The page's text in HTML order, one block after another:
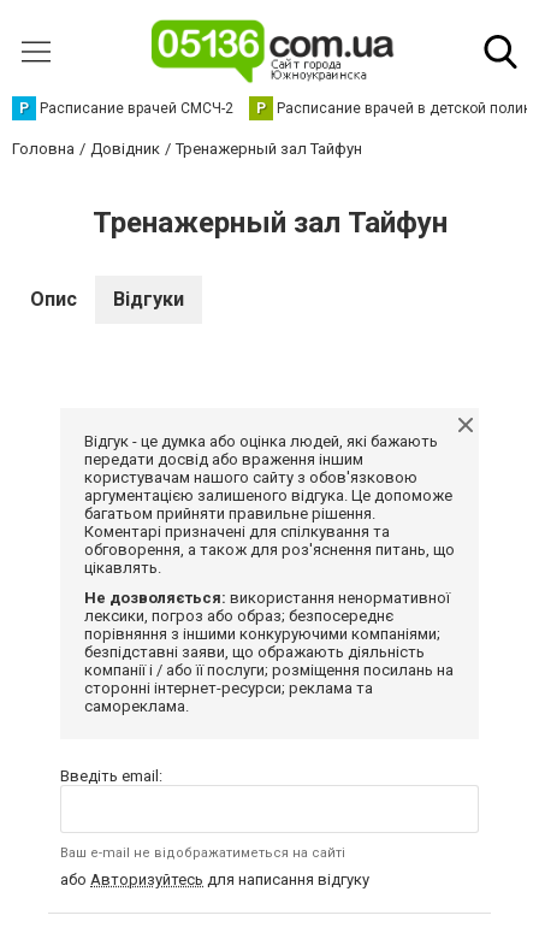
Р Расписание врачей СМСЧ-2 Р Расписание врачей в детской
Головна Довідник Тренажерный зал Тайфун
Тренажерный зал Тайфун
Опис Відгуки
Відгук - це думка або оцінка людей, які бажають
передати досвід або враження іншим
користувачам нашого сайту з обов'язковою
аргументацією залишеного відгука. Це допоможе
багатьом прийняти правильне рішення.
Коментарі призначені для спілкування та
обговорення, а також для роз'яснення питань, що
цікавлять.
Не дозволяється: використання ненормативної
лексики, погроз або образ; безпосереднє
порівняння з іншими конкуруючими компаніями;
безпідставні заяви, що ображають діяльність
компанії і / або її послуги; розміщення посилань на
сторонні інтернет-ресурси; реклама та
самореклама.
Введіть email:
Ваш e-mail не відображатиметься на сайті
або Авторизуйтесь для написання відгуку